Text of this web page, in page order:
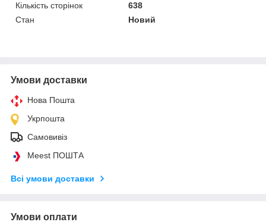
Кількість сторінок
638
Стан
Новий
Умови доставки
Нова Пошта
Укрпошта
Самовивіз
Meest ПОШТА
Всі умови доставки
Умови оплати